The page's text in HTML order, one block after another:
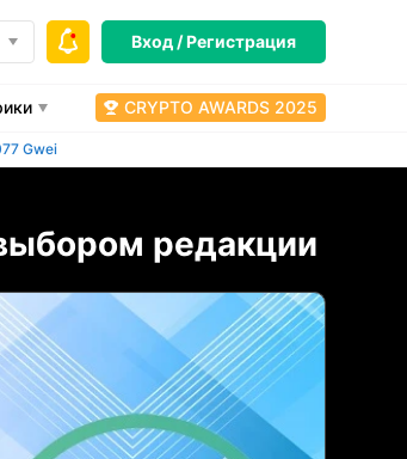
Вход /Регистрация
CRYPTO AWARDS 2025
Gwei
редакции